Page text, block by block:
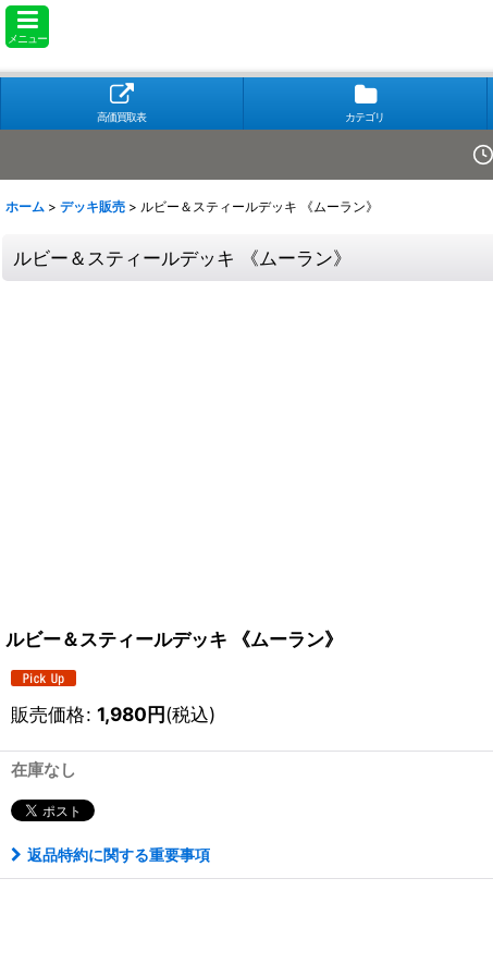
メニュー
高価買取表 カテゴリ
ホーム > デッキ販売 > ルビー＆スティールデッキ 《ムーラン》
ルビー＆スティールデッキ 《ムーラン》
ルビー＆スティールデッキ 《ムーラン》
販売価格: 1,980円(税込)
在庫なし
返品特約に関する重要事項